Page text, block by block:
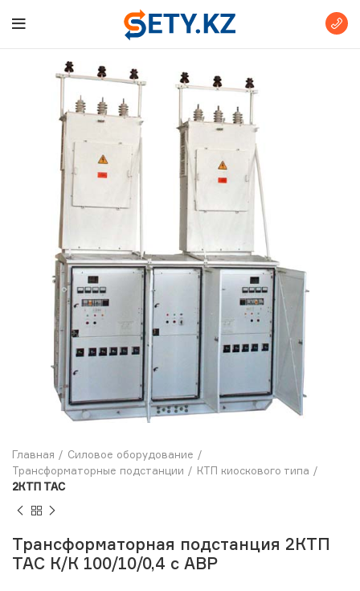
Главная
Силовое оборудование
Трансформаторные подстанции
КТП киоскового типа
2КТП ТАС
Трансформаторная подстанция 2КТП
ТАС К/К 100/10/0,4 с АВР